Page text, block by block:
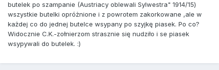
butelek po szampanie (Austriacy oblewali Sylwestra" 1914/15)
wszystkie butelki opróżnione i z powrotem zakorkowane ,ale w
każdej co do jednej butelce wsypany po szyjkę piasek. Po co?
Widocznie C.K.-zołnierzom strasznie się nudziło i se piasek
wsypywali do butelek. :)